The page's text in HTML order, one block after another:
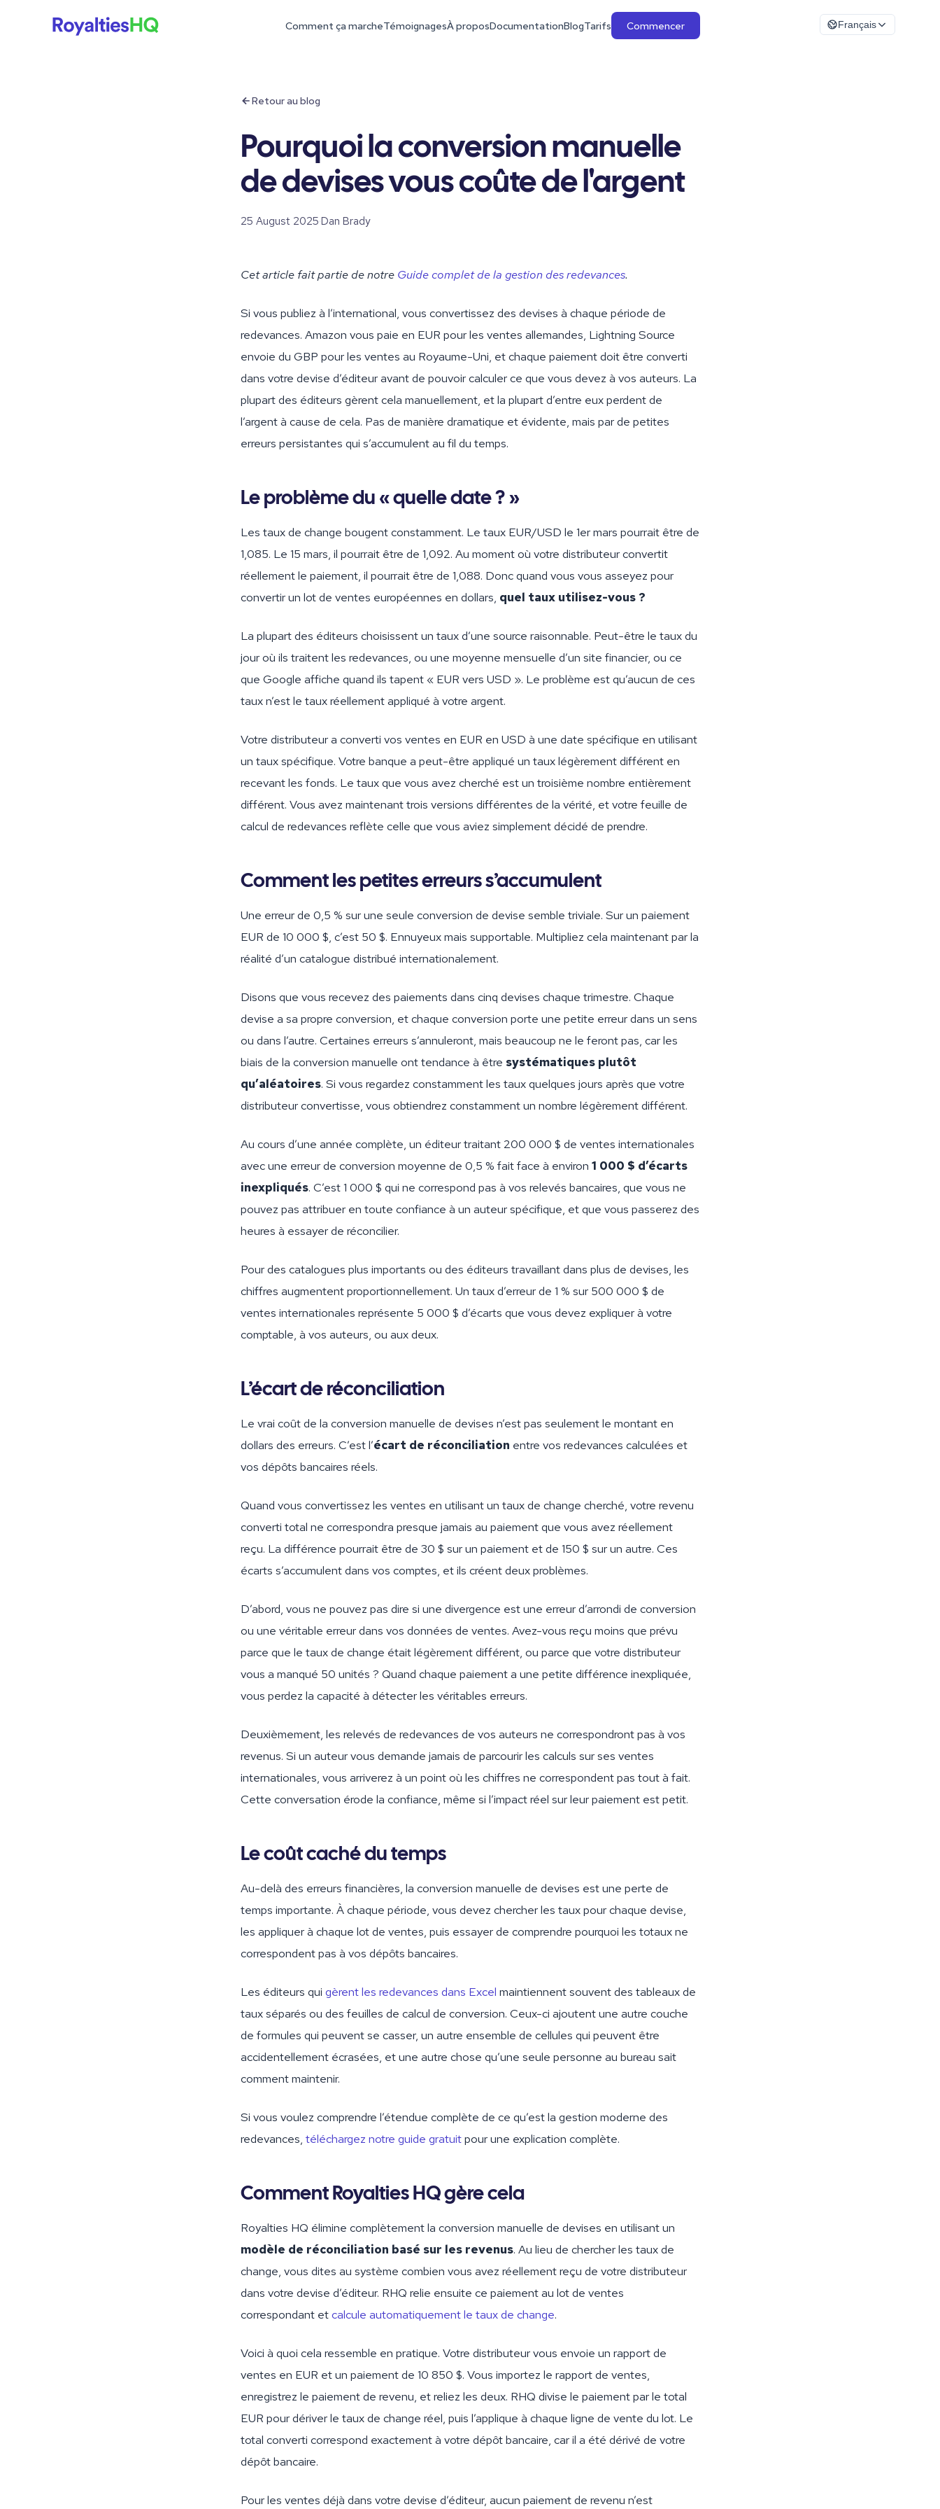
Comment ça marcheTémoignagesÀ proposDocumentationBlogTarifs Commencer Français
Retour au blog
Pourquoi la conversion manuelle
de devises vous coûte de l'argent
25 August 2025·Dan Brady
Cet article fait partie de notre Guide complet de la gestion des redevances.
Si vous publiez à l’international, vous convertissez des devises à chaque période de
redevances. Amazon vous paie en EUR pour les ventes allemandes, Lightning Source
envoie du GBP pour les ventes au Royaume-Uni, et chaque paiement doit être converti
dans votre devise d’éditeur avant de pouvoir calculer ce que vous devez à vos auteurs. La
plupart des éditeurs gèrent cela manuellement, et la plupart d’entre eux perdent de
l’argent à cause de cela. Pas de manière dramatique et évidente, mais par de petites
erreurs persistantes qui s’accumulent au fil du temps.
Le problème du « quelle date ? »
Les taux de change bougent constamment. Le taux EUR/USD le 1er mars pourrait être de
1,085. Le 15 mars, il pourrait être de 1,092. Au moment où votre distributeur convertit
réellement le paiement, il pourrait être de 1,088. Donc quand vous vous asseyez pour
convertir un lot de ventes européennes en dollars, quel taux utilisez-vous ?
La plupart des éditeurs choisissent un taux d’une source raisonnable. Peut-être le taux du
jour où ils traitent les redevances, ou une moyenne mensuelle d’un site financier, ou ce
que Google affiche quand ils tapent « EUR vers USD ». Le problème est qu’aucun de ces
taux n’est le taux réellement appliqué à votre argent.
Votre distributeur a converti vos ventes en EUR en USD à une date spécifique en utilisant
un taux spécifique. Votre banque a peut-être appliqué un taux légèrement différent en
recevant les fonds. Le taux que vous avez cherché est un troisième nombre entièrement
différent. Vous avez maintenant trois versions différentes de la vérité, et votre feuille de
calcul de redevances reflète celle que vous aviez simplement décidé de prendre.
Comment les petites erreurs s’accumulent
Une erreur de 0,5 % sur une seule conversion de devise semble triviale. Sur un paiement
EUR de 10 000 $, c’est 50 $. Ennuyeux mais supportable. Multipliez cela maintenant par la
réalité d’un catalogue distribué internationalement.
Disons que vous recevez des paiements dans cinq devises chaque trimestre. Chaque
devise a sa propre conversion, et chaque conversion porte une petite erreur dans un sens
ou dans l’autre. Certaines erreurs s’annuleront, mais beaucoup ne le feront pas, car les
biais de la conversion manuelle ont tendance à être systématiques plutôt
qu’aléatoires. Si vous regardez constamment les taux quelques jours après que votre
distributeur convertisse, vous obtiendrez constamment un nombre légèrement différent.
Au cours d’une année complète, un éditeur traitant 200 000 $ de ventes internationales
avec une erreur de conversion moyenne de 0,5 % fait face à environ 1 000 $ d’écarts
inexpliqués. C’est 1 000 $ qui ne correspond pas à vos relevés bancaires, que vous ne
pouvez pas attribuer en toute confiance à un auteur spécifique, et que vous passerez des
heures à essayer de réconcilier.
Pour des catalogues plus importants ou des éditeurs travaillant dans plus de devises, les
chiffres augmentent proportionnellement. Un taux d’erreur de 1 % sur 500 000 $ de
ventes internationales représente 5 000 $ d’écarts que vous devez expliquer à votre
comptable, à vos auteurs, ou aux deux.
L’écart de réconciliation
Le vrai coût de la conversion manuelle de devises n’est pas seulement le montant en
dollars des erreurs. C’est l’écart de réconciliation entre vos redevances calculées et
vos dépôts bancaires réels.
Quand vous convertissez les ventes en utilisant un taux de change cherché, votre revenu
converti total ne correspondra presque jamais au paiement que vous avez réellement
reçu. La différence pourrait être de 30 $ sur un paiement et de 150 $ sur un autre. Ces
écarts s’accumulent dans vos comptes, et ils créent deux problèmes.
D’abord, vous ne pouvez pas dire si une divergence est une erreur d’arrondi de conversion
ou une véritable erreur dans vos données de ventes. Avez-vous reçu moins que prévu
parce que le taux de change était légèrement différent, ou parce que votre distributeur
vous a manqué 50 unités ? Quand chaque paiement a une petite différence inexpliquée,
vous perdez la capacité à détecter les véritables erreurs.
Deuxièmement, les relevés de redevances de vos auteurs ne correspondront pas à vos
revenus. Si un auteur vous demande jamais de parcourir les calculs sur ses ventes
internationales, vous arriverez à un point où les chiffres ne correspondent pas tout à fait.
Cette conversation érode la confiance, même si l’impact réel sur leur paiement est petit.
Le coût caché du temps
Au-delà des erreurs financières, la conversion manuelle de devises est une perte de
temps importante. À chaque période, vous devez chercher les taux pour chaque devise,
les appliquer à chaque lot de ventes, puis essayer de comprendre pourquoi les totaux ne
correspondent pas à vos dépôts bancaires.
Les éditeurs qui gèrent les redevances dans Excel maintiennent souvent des tableaux de
taux séparés ou des feuilles de calcul de conversion. Ceux-ci ajoutent une autre couche
de formules qui peuvent se casser, un autre ensemble de cellules qui peuvent être
accidentellement écrasées, et une autre chose qu’une seule personne au bureau sait
comment maintenir.
Si vous voulez comprendre l’étendue complète de ce qu’est la gestion moderne des
redevances, téléchargez notre guide gratuitpour une explication complète.
Comment Royalties HQ gère cela
Royalties HQ élimine complètement la conversion manuelle de devises en utilisant un
modèle de réconciliation basé sur les revenus. Au lieu de chercher les taux de
change, vous dites au système combien vous avez réellement reçu de votre distributeur
dans votre devise d’éditeur. RHQ relie ensuite ce paiement au lot de ventes
correspondant etcalcule automatiquement le taux de change.
Voici à quoi cela ressemble en pratique. Votre distributeur vous envoie un rapport de
ventes en EUR et un paiement de 10 850 $. Vous importez le rapport de ventes,
enregistrez le paiement de revenu, et reliez les deux. RHQ divise le paiement par le total
EUR pour dériver le taux de change réel, puis l’applique à chaque ligne de vente du lot. Le
total converti correspond exactement à votre dépôt bancaire, car il a été dérivé de votre
dépôt bancaire.
Pour les ventes déjà dans votre devise d’éditeur, aucun paiement de revenu n’est